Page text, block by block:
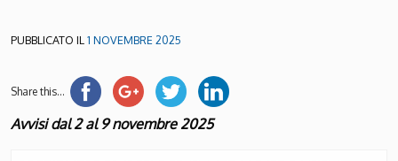
PUBBLICATO IL1 NOVEMBRE 2025
Share this...
Avvisi dal 2 al 9 novembre 2025